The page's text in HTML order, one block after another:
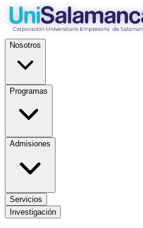
Nosotros
Programas
Admisiones
Servicios
Investigación